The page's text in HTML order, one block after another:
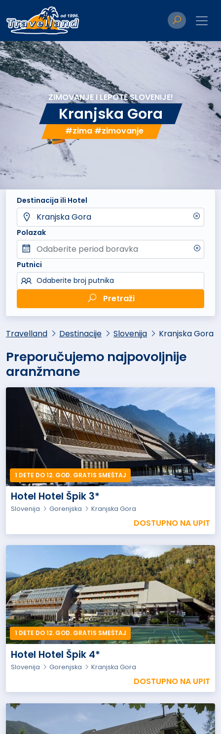
ZIMOVANJE I LEPOTE SLOVENIJE!
Kranjska Gora
#zima #zimovanje
Destinacija ili Hotel
Kranjska Gora
Polazak
Putnici
Odaberite broj putnika
Pretraži
Travelland Destinacije Slovenija Kranjska Gora
Preporučujemo najpovoljnije
aranžmane
1 DETE DO 12. GOD. GRATIS SMEŠTAJ
Hotel Hotel Špik 3*
Slovenija Gorenjska Kranjska Gora
DOSTUPNO NA UPIT
1 DETE DO 12. GOD. GRATIS SMEŠTAJ
Hotel Hotel Špik 4*
Slovenija Gorenjska Kranjska Gora
DOSTUPNO NA UPIT